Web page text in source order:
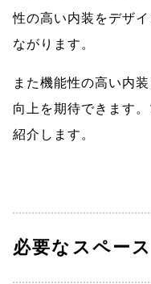
性の高い内装をデザ
ながります。
また機能性の高い内
向上を期待できます
紹介します。
必要なスペース